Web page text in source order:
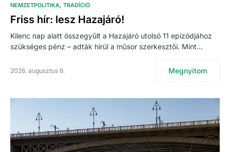
NEMZETPOLITIKA TRADÍCIÓ
Friss hír: lesz Hazajáró!
Kilenc nap alatt összegyűlt a Hazajáró utolsó 11 epizódjához
szükséges pénz – adták hírül a műsor szerkesztői. Mint…
2026. augusztus 6. Megnyitom